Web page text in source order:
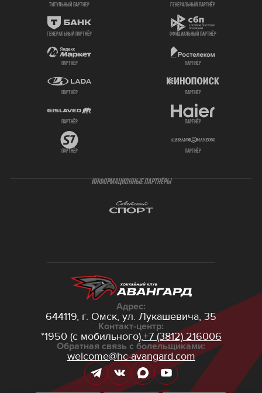
титульный партнер генеральный партнёр
генеральный партнёр официальный партнёр
партнёр партнёр
партнёр партнёр
партнёр партнёр
партнёр партнёр
ИНФОРМАЦИОННЫЕ ПАРТНЁРЫ
Адрес:
644119, г. Омск, ул. Лукашевича, 35
Контакт-центр:
*1950 (с мобильного),+7 (3812) 216006
Обратная связь с болельщиками:
welcome@hc-avangard.com